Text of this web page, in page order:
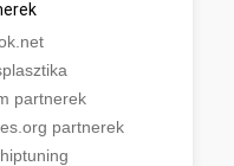
partnerek
partnerek